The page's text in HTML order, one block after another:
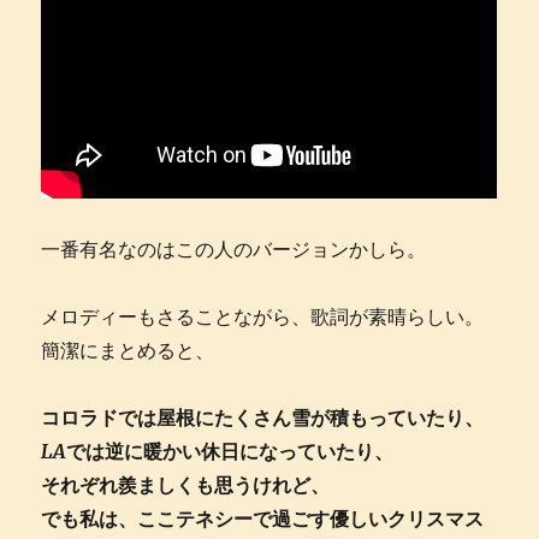
一番有名なのはこの人のバージョンかしら。
メロディーもさることながら、歌詞が素晴らしい。
簡潔にまとめると、
コロラドでは屋根にたくさん雪が積もっていたり、
LAでは逆に暖かい休日になっていたり、
それぞれ羨ましくも思うけれど、
でも私は、ここテネシーで過ごす優しいクリスマス